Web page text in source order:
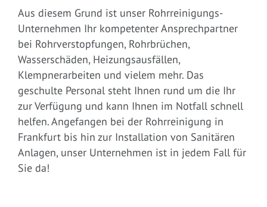
Aus diesem Grund ist unser Rohrreinigungs-
Unternehmen Ihr kompetenter Ansprechpartner
bei Rohrverstopfungen, Rohrbrüchen,
Wasserschäden, Heizungsausfällen,
Klempnerarbeiten und vielem mehr. Das
geschulte Personal steht Ihnen rund um die Ihr
zur Verfügung und kann Ihnen im Notfall schnell
helfen. Angefangen bei der Rohrreinigung in
Frankfurt bis hin zur Installation von Sanitären
Anlagen, unser Unternehmen ist in jedem Fall für
Sie da!